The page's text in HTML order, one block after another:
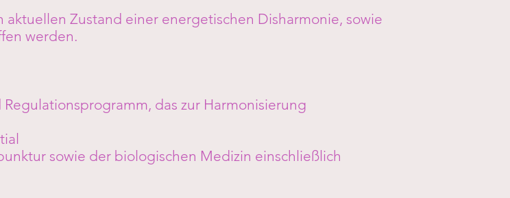
Zustand einer energetischen Disharmonie, sowie
werden.
das zur Harmonisierung
sowie der biologischen Medizin einschließlich